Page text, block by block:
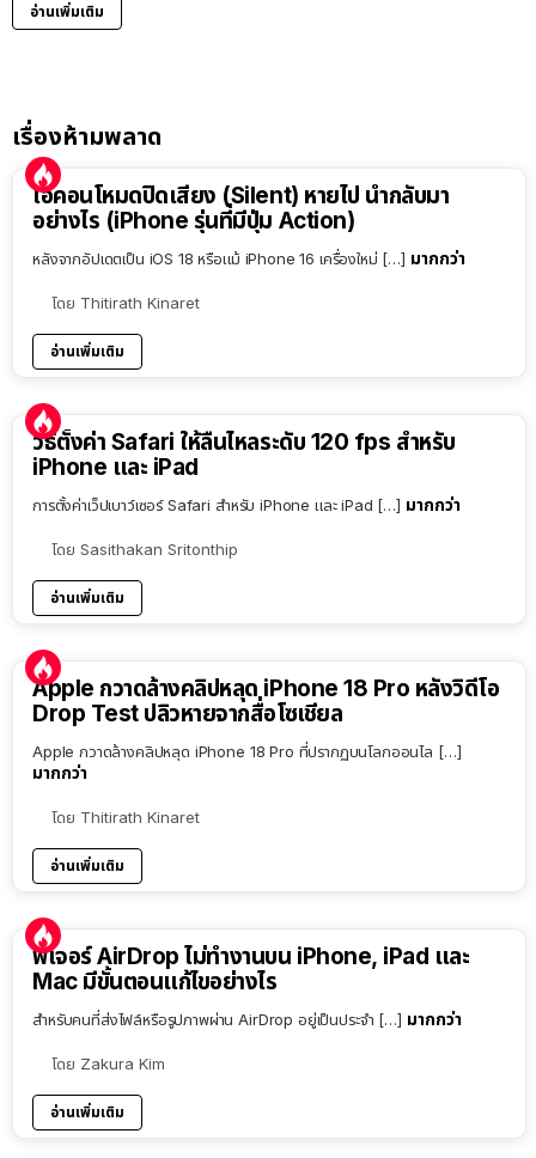
อ่านเพิ่มเติม
เรื่องห้ามพลาด
ไอคอนโหมดปิดเสียง (Silent) หายไป นำกลับมา
อย่างไร (iPhone รุ่นที่มีปุ่ม Action)
หลังจากอัปเดตเป็น iOS 18 หรือแม้ iPhone 16 เครื่องใหม่ […] มากกว่า
โดย Thitirath Kinaret
อ่านเพิ่มเติม
วิธีตั้งค่า Safari ให้ลื่นไหลระดับ 120 fps สำหรับ
iPhone และ iPad
การตั้งค่าเว็ปเบาว์เซอร์ Safari สำหรับ iPhone และ iPad […] มากกว่า
โดย Sasithakan Sritonthip
อ่านเพิ่มเติม
Apple กวาดล้างคลิปหลุด iPhone 18 Pro หลังวิดีโอ
Drop Test ปลิวหายจากสื่อโซเชียล
Apple กวาดล้างคลิปหลุด iPhone 18 Pro ที่ปรากฏบนโลกออนไล […]
มากกว่า
โดย Thitirath Kinaret
อ่านเพิ่มเติม
ฟีเจอร์ AirDrop ไม่ทำงานบน iPhone, iPad และ
Mac มีขั้นตอนแก้ไขอย่างไร
สำหรับคนที่ส่งไฟล์หรือรูปภาพผ่าน AirDrop อยู่เป็นประจำ […] มากกว่า
โดย Zakura Kim
อ่านเพิ่มเติม